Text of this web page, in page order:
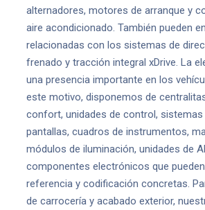
alternadores, motores de arranque y
aire acondicionado. También pueden
relacionadas con los sistemas de
frenado y tracción integral xDrive. La
una presencia importante en los
este motivo, disponemos de
confort, unidades de control, sistemas
pantallas, cuadros de instrumentos,
módulos de iluminación, unidades de
componentes electrónicos que
referencia y codificación concretas.
de carrocería y acabado exterior,